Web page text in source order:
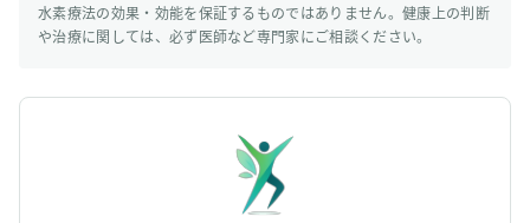
水素療法の効果・効能を保証するものではありません。健康上の判断
や治療に関しては、必ず医師など専門家にご相談ください。